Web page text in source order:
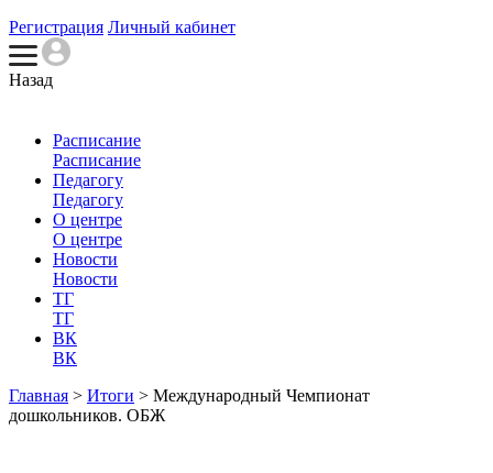
Регистрация Личный кабинет
Назад
Расписание
Расписание
Педагогу
Педагогу
О центре
О центре
Новости
Новости
ТГ
ТГ
ВК
ВК
Главная > Итоги > Международный Чемпионат
дошкольников. ОБЖ